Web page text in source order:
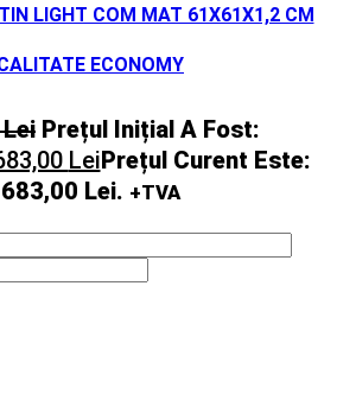
LIGHT COM MAT 61X61X1,2 CM
ECONOMY
Lei Prețul Inițial A Fost:
LeiPrețul Curent Este:
683,00 Lei. +TVA